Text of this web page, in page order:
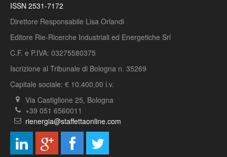
ISSN 2531-7172
Direttore Responsabile Lisa Orlandi
Editore Rie-Ricerche Industriali ed Energetiche Srl
C.F. e P.IVA: 03275580375
Iscrizione al Tribunale di Bologna n. 35269
Capitale sociale: € 10.400,00 i.v.
Via Castiglione 25, Bologna
+39 051 6560011
rienergia@staffettaonline.com